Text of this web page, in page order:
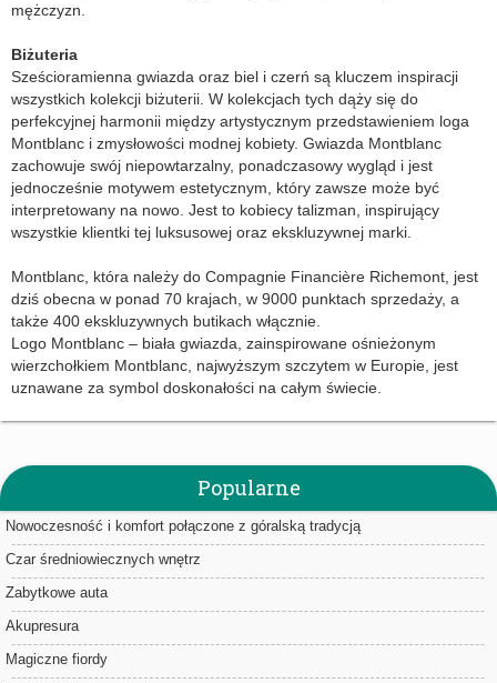
mężczyzn.
Biżuteria
Sześcioramienna gwiazda oraz biel i czerń są kluczem inspiracji
wszystkich kolekcji biżuterii. W kolekcjach tych dąży się do
perfekcyjnej harmonii między artystycznym przedstawieniem loga
Montblanc i zmysłowości modnej kobiety. Gwiazda Montblanc
zachowuje swój niepowtarzalny, ponadczasowy wygląd i jest
jednocześnie motywem estetycznym, który zawsze może być
interpretowany na nowo. Jest to kobiecy talizman, inspirujący
wszystkie klientki tej luksusowej oraz ekskluzywnej marki.
Montblanc, która należy do Compagnie Financière Richemont, jest
dziś obecna w ponad 70 krajach, w 9000 punktach sprzedaży, a
także 400 ekskluzywnych butikach włącznie.
Logo Montblanc – biała gwiazda, zainspirowane ośnieżonym
wierzchołkiem Montblanc, najwyższym szczytem w Europie, jest
uznawane za symbol doskonałości na całym świecie.
Popularne
Nowoczesność i komfort połączone z góralską tradycją
Czar średniowiecznych wnętrz
Zabytkowe auta
Akupresura
Magiczne fiordy